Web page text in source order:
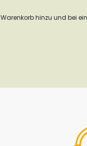
hinzu und bei